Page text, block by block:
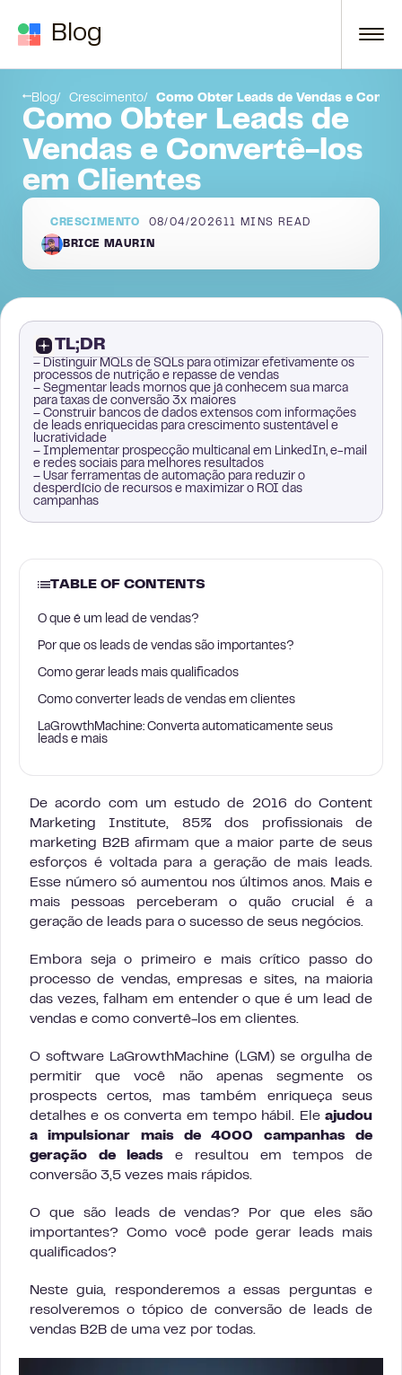
Blog
Blog Crescimento Como Obter Leads de Vendas e
Como Obter Leads de
Vendas e Convertê-los
em Clientes
CRESCIMENTO 08/04/2026 11 MINS READ
BRICE MAURIN
TL;DR
– Distinguir MQLs de SQLs para otimizar efetivamente os
processos de nutrição e repasse de vendas
– Segmentar leads mornos que já conhecem sua marca
para taxas de conversão 3x maiores
– Construir bancos de dados extensos com informações
de leads enriquecidas para crescimento sustentável e
lucratividade
– Implementar prospecção multicanal em LinkedIn, e-mail
e redes sociais para melhores resultados
– Usar ferramentas de automação para reduzir o
desperdício de recursos e maximizar o ROI das
campanhas
TABLE OF CONTENTS
O que é um lead de vendas?
Por que os leads de vendas são importantes?
Como gerar leads mais qualificados
Como converter leads de vendas em clientes
LaGrowthMachine: Converta automaticamente seus
leads e mais
De acordo com um estudo de 2016 do Content
Marketing Institute, 85% dos profissionais de
marketing B2B afirmam que a maior parte de seus
esforços é voltada para a geração de mais leads.
Esse número só aumentou nos últimos anos. Mais e
mais pessoas perceberam o quão crucial é a
geração de leads para o sucesso de seus negócios.
Embora seja o primeiro e mais crítico passo do
processo de vendas, empresas e sites, na maioria
das vezes, falham em entender o que é um lead de
vendas e como convertê-los em clientes.
O software LaGrowthMachine (LGM) se orgulha de
permitir que você não apenas segmente os
prospects certos, mas também enriqueça seus
detalhes e os converta em tempo hábil. Ele ajudou
a impulsionar mais de 4000 campanhas de
geração de leads e resultou em tempos de
conversão 3,5 vezes mais rápidos.
O que são leads de vendas? Por que eles são
importantes? Como você pode gerar leads mais
qualificados?
Neste guia, responderemos a essas perguntas e
resolveremos o tópico de conversão de leads de
vendas B2B de uma vez por todas.